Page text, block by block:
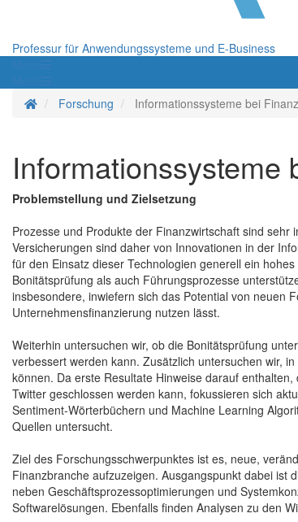
Professur für Anwendungssysteme und E-Business
StartseiteForschung Informationssysteme bei
Informationssysteme
Problemstellung und Zielsetzung
Prozesse und Produkte der Finanzwirtschaft sind
Versicherungen sind daher von Innovationen in der
für den Einsatz dieser Technologien generell ein
Bonitätsprüfung als auch Führungsprozesse
insbesondere, inwiefern sich das Potential von neuen
Unternehmensfinanzierung nutzen lässt.
Weiterhin untersuchen wir, ob die Bonitätsprüfung
verbessert werden kann. Zusätzlich untersuchen wir,
können. Da erste Resultate Hinweise darauf
Twitter geschlossen werden kann, fokussieren sich
Sentiment-Wörterbüchern und Machine Learning
Quellen untersucht.
Ziel des Forschungsschwerpunktes ist es, neue,
Finanzbranche aufzuzeigen. Ausgangspunkt dabei ist
neben Geschäftsprozessoptimierungen und
Softwarelösungen. Ebenfalls finden Analysen zu den